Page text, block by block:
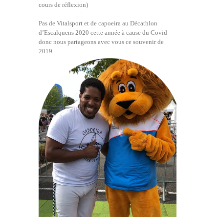
cours de réflexion)
Pas de Vitalsport et de capoeira au Décathlon
d’Escalquens 2020 cette année à cause du Covid
donc nous partageons avec vous ce souvenir de
2019.